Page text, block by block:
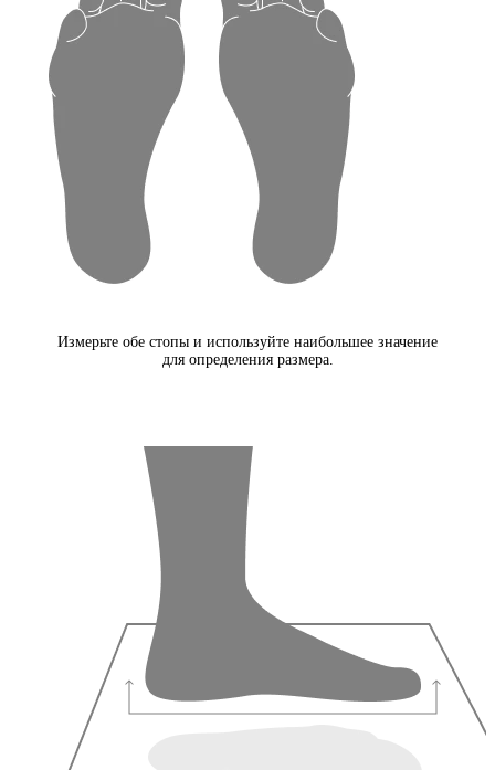
Измерьте обе стопы и используйте наибольшее значение
для определения размера.